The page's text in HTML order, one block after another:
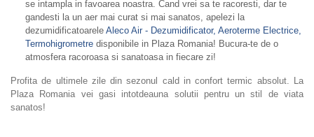
se intampla in favoarea noastra. Cand vrei sa te racoresti, dar te
gandesti la un aer mai curat si mai sanatos, apelezi la
dezumidificatoarele Aleco Air - Dezumidificator, Aeroterme Electrice,
Termohigrometre disponibile in Plaza Romania! Bucura-te de o
atmosfera racoroasa si sanatoasa in fiecare zi!
Profita de ultimele zile din sezonul cald in confort termic absolut. La
Plaza Romania vei gasi intotdeauna solutii pentru un stil de viata
sanatos!